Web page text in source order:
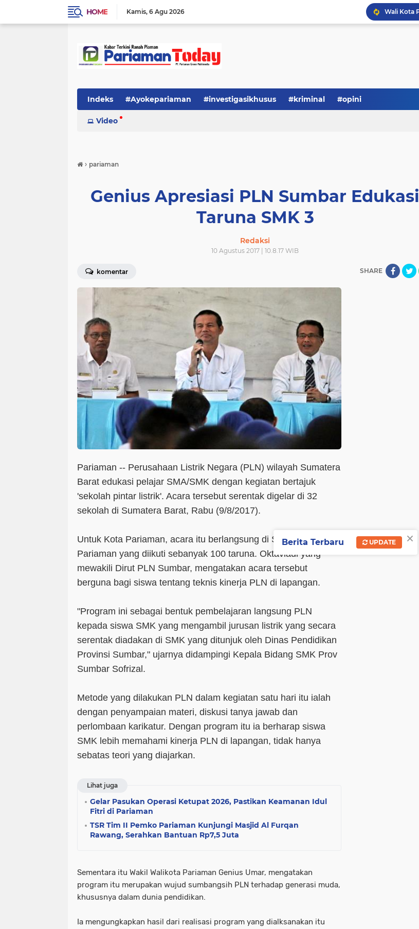
HOME Kamis 6 Agu 2026
Indeks #Ayokepariaman #investigasikhusus #kriminal #opini
Video
› pariaman
Genius Apresiasi PLN Sumbar Edukasi
Taruna SMK 3
Redaksi
10 Agustus 2017 | 10.8.17 WIB
komentar SHARE
Pariaman -- Perusahaan Listrik Negara (PLN) wilayah Sumatera
Barat edukasi pelajar SMA/SMK dengan kegiatan bertajuk
'sekolah pintar listrik'. Acara tersebut serentak digelar di 32
sekolah di Sumatera Barat, Rabu (9/8/2017).
Untuk Kota Pariaman, acara itu berlangsung di SMK Negeri 3
Pariaman yang diikuti sebanyak 100 taruna. Oktaviadi yang
mewakili Dirut PLN Sumbar, mengatakan acara tersebut
berguna bagi siswa tentang teknis kinerja PLN di lapangan.
"Program ini sebagai bentuk pembelajaran langsung PLN
kepada siswa SMK yang mengambil jurusan listrik yang secara
serentak diadakan di SMK yang ditunjuk oleh Dinas Pendidikan
Provinsi Sumbar," ujarnya didampingi Kepala Bidang SMK Prov
Sumbar Sofrizal.
Metode yang dilakukan PLN dalam kegiatan satu hari itu ialah
dengan penyampaian materi, diskusi tanya jawab dan
perlombaan karikatur. Dengan program itu ia berharap siswa
SMK lebih memahami kinerja PLN di lapangan, tidak hanya
sebatas teori yang diajarkan.
Lihat juga
Gelar Pasukan Operasi Ketupat 2026, Pastikan Keamanan Idul
Fitri di Pariaman
TSR Tim II Pemko Pariaman Kunjungi Masjid Al Furqan
Rawang, Serahkan Bantuan Rp7,5 Juta
Sementara itu Wakil Walikota Pariaman Genius Umar, mengatakan
program itu merupakan wujud sumbangsih PLN terhadap generasi muda,
khususnya dalam dunia pendidikan.
Ia mengungkapkan hasil dari realisasi program yang dialksanakan itu
×
Berita Terbaru UPDATE